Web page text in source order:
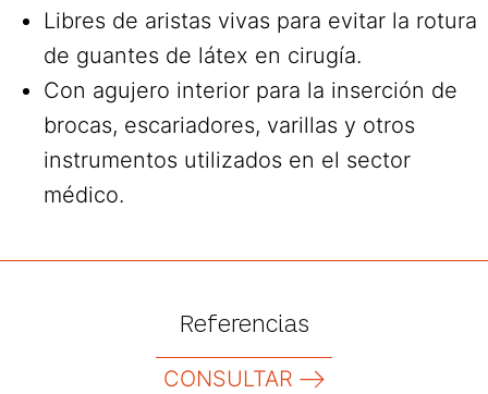
Libres de aristas vivas para evitar la rotura
de guantes de látex en cirugía.
Con agujero interior para la inserción de
brocas, escariadores, varillas y otros
instrumentos utilizados en el sector
médico.
Referencias
CONSULTAR